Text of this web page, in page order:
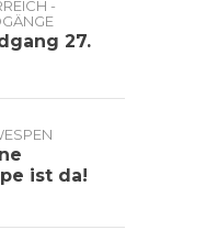
-
27.
ist da!